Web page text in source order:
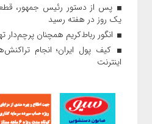
پس از دستور رئیس‌ جمهور،
یک روز در هفته رسید
انگور رباط‌کریم همچنان پرچم‌دار
کیف پول ایران؛ انجام
اینترنت